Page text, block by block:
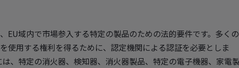
EU域内で市場参入する特定の製品のための法的要件です。多くの
使用する権利を得るために、認定機関による認証を必要としま
、特定の消火器、検知器、消火器製品、特定の電子機器、家電